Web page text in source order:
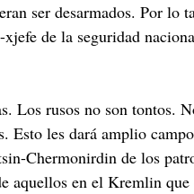
ser desarmados. Por lo
de la seguridad
Los rusos no son tontos.
Esto les dará amplio
Chermonirdin de los
aquellos en el Kremlin que